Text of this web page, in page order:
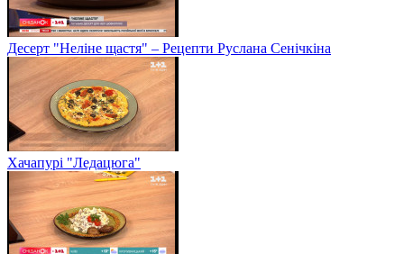
Десерт "Неліне щастя" – Рецепти Руслана Сенічкіна
Хачапурі "Ледацюга"